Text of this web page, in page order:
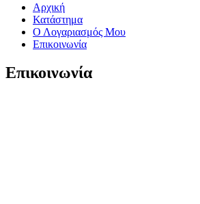
Αρχική
Κατάστημα
Ο Λογαριασμός Μου
Επικοινωνία
Επικοινωνία